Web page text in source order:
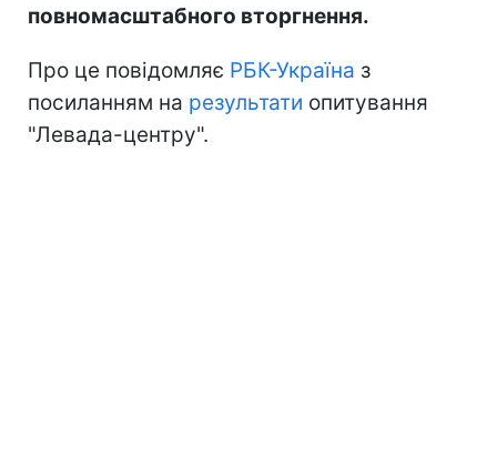
повномасштабного вторгнення.
Про це повідомляє РБК-Україна з
посиланням на результати опитування
"Левада-центру".